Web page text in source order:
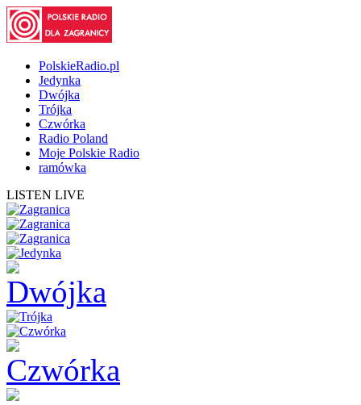
PolskieRadio.pl
Jedynka
Dwójka
Trójka
Czwórka
Radio Poland
Moje Polskie Radio
ramówka
LISTEN LIVE